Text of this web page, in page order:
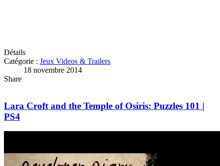
Détails
Catégorie : Jeux Videos & Trailers
18 novembre 2014
Share
Lara Croft and the Temple of Osiris: Puzzles 101 |
PS4